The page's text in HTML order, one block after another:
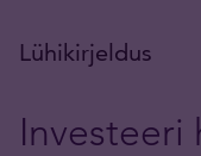
Lühikirjeldus
Investeeri